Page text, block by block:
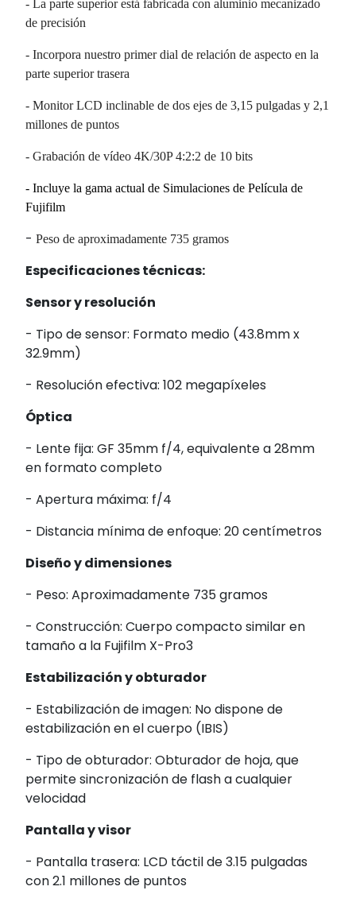
- La parte superior está fabricada con aluminio mecanizado
de precisión
- Incorpora nuestro primer dial de relación de aspecto en la
parte superior trasera
- Monitor LCD inclinable de dos ejes de 3,15 pulgadas y 2,1
millones de puntos
- Grabación de vídeo 4K/30P 4:2:2 de 10 bits
- Incluye la gama actual de Simulaciones de Película de
Fujifilm
- Peso de aproximadamente 735 gramos
Especificaciones técnicas:
Sensor y resolución
- Tipo de sensor: Formato medio (43.8mm x
32.9mm)
- Resolución efectiva: 102 megapíxeles
Óptica
- Lente fija: GF 35mm f/4, equivalente a 28mm
en formato completo
- Apertura máxima: f/4
- Distancia mínima de enfoque: 20 centímetros
Diseño y dimensiones
- Peso: Aproximadamente 735 gramos
- Construcción: Cuerpo compacto similar en
tamaño a la Fujifilm X-Pro3
Estabilización y obturador
- Estabilización de imagen: No dispone de
estabilización en el cuerpo (IBIS)
- Tipo de obturador: Obturador de hoja, que
permite sincronización de flash a cualquier
velocidad
Pantalla y visor
- Pantalla trasera: LCD táctil de 3.15 pulgadas
con 2.1 millones de puntos